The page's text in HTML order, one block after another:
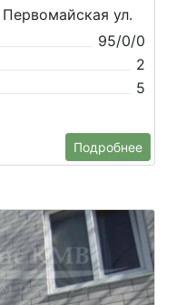
ул.
95/0/0
2
5
Подробнее